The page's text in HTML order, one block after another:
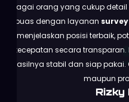
Sebagai orang yang cukup
puas dengan layanan
menjelaskan posisi terbaik,
kecepatan secara transparan.
hasilnya stabil dan siap pakai.
maupun
Rizky